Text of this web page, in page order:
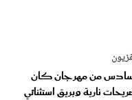
من مهرجان كان
تصريحات نارية وبريق استثنائي